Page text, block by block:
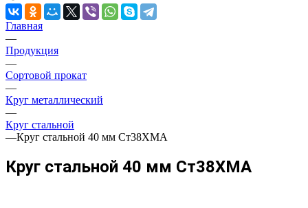
Главная
—
Продукция
—
Сортовой прокат
—
Круг металлический
—
Круг стальной
—Круг стальной 40 мм Ст38ХМА
Круг стальной 40 мм Ст38ХМА